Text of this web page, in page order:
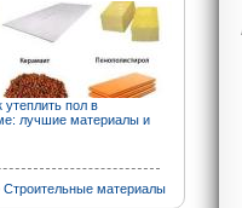
утеплить пол в
лучшие материалы и
Строительные материалы